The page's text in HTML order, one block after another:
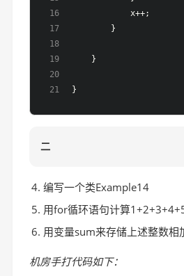
            x++;
        }
    }
}
二
编写一个类Example14
用for循环语句计算
用变量sum来存储上述整数相
机房手打代码如下：